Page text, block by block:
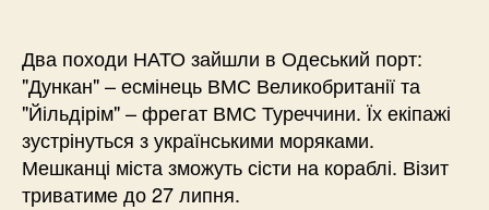
Два походи НАТО зайшли в Одеський порт:
"Дункан" – есмінець ВМС Великобританії та
"Йільдірім" – фрегат ВМС Туреччини. Їх екіпажі
зустрінуться з українськими моряками.
Мешканці міста зможуть сісти на кораблі. Візит
триватиме до 27 липня.